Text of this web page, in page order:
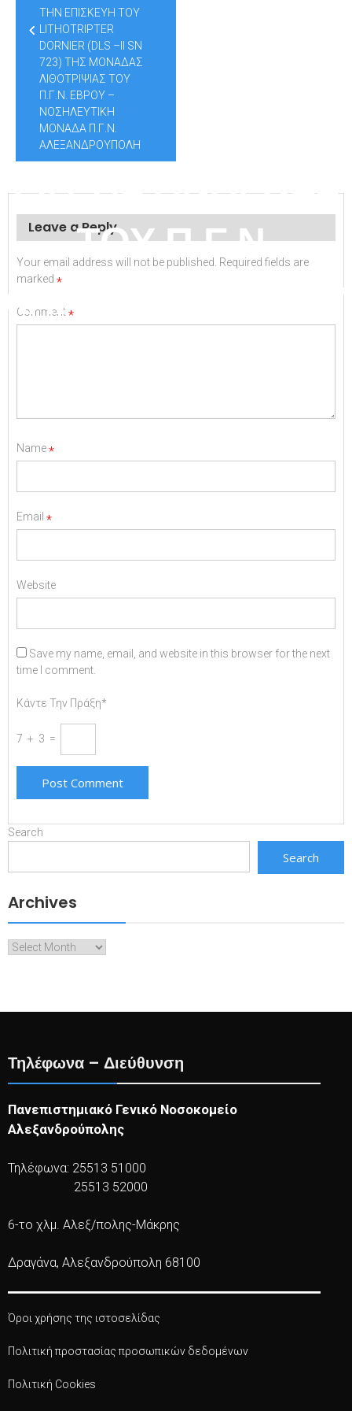
ΚΑΡΔΙΑΣ ΓΙΑ
ΑΟΡΤΙΚΗ ΘΕΣΗ ”
ΓΙΑ ΤΙΣ ΑΝΑΓΚΕΣ
ΤΟΥ Π.Γ.Ν.
ΤΗΝ ΕΠΙΣΚΕΥΗ ΤΟΥ
LITHOTRIPTER
DORNIER (DLS –II SN
723) ΤΗΣ ΜΟΝΑΔΑΣ
ΛΙΘΟΤΡΙΨΙΑΣ ΤΟΥ
Π.Γ.Ν. ΕΒΡΟΥ –
ΝΟΣΗΛΕΥΤΙΚΗ
ΜΟΝΑΔΑ Π.Γ.Ν.
ΑΛΕΞΑΝΔΡΟΥΠΟΛΗ
Leave a Reply
Your email address will not be published.
Required fields are
marked *
Comment *
Name*
Email *
Website
Save my name, email, and website in this browser for the next
time I comment.
Κάντε Την Πράξη*
7 + 3 =
Search
Search
Archives
Archives
Τηλέφωνα – Διεύθυνση
Πανεπιστημιακό Γενικό Νοσοκομείο
Αλεξανδρούπολης
Τηλέφωνα: 25513 51000
25513 52000
6-το χλμ. Αλεξ/πολης-Μάκρης
Δραγάνα, Αλεξανδρούπολη 68100
Όροι χρήσης της ιστοσελίδας
Πολιτική προστασίας προσωπικών δεδομένων
Πολιτική Cookies